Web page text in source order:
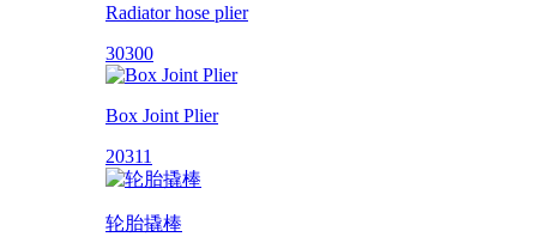
Radiator hose plier
30300
Box Joint Plier
20311
轮胎撬棒